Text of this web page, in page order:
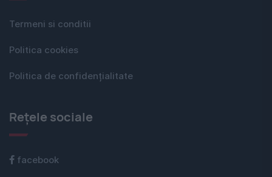
Termeni si conditii
Politica cookies
Politica de confidențialitate
Rețele sociale
facebook